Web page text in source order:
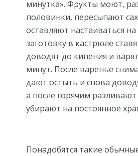
минутка». Фрукты моют,
половинки, пересыпают
оставляют настаиваться
заготовку в кастрюле
доводят до кипения и
минут. После варенье
дают остыть и снова
а после горячим
убирают на постоянное
Понадобятся такие